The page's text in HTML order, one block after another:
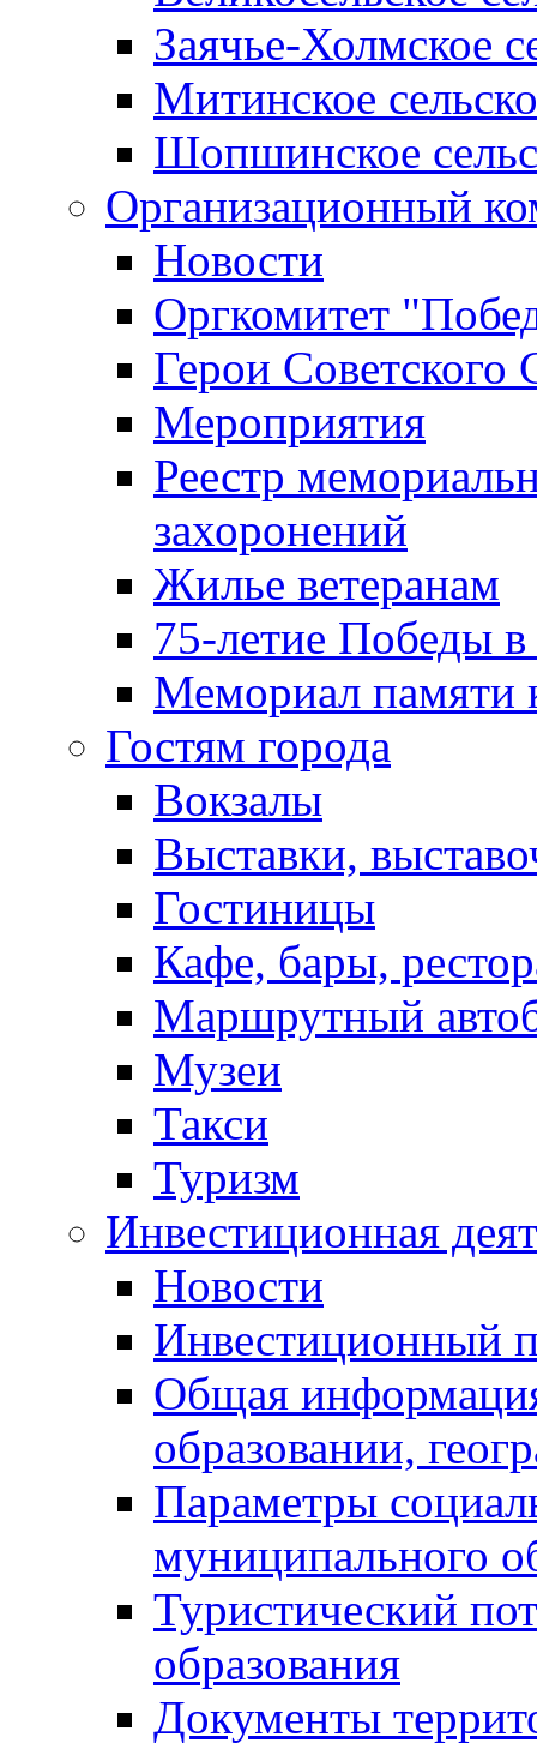
Заячье-Холмское
Митинское
Шопшинское
Организационный
Новости
Оргкомитет
Герои Советского
Мероприятия
Реестр
захоронений
Жилье ветеранам
75-летие Победы
Мемориал памяти
Гостям города
Вокзалы
Выставки,
Гостиницы
Кафе, бары,
Маршрутный
Музеи
Такси
Туризм
Инвестиционная
Новости
Инвестиционный
Общая
образовании,
Параметры
муниципального
Туристический
образования
Документы